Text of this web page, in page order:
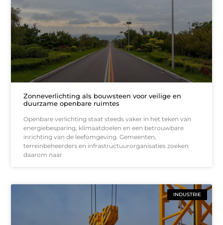
Zonneverlichting als bouwsteen voor veilige en
duurzame openbare ruimtes
Openbare verlichting staat steeds vaker in het teken van
energiebesparing, klimaatdoelen en een betrouwbare
inrichting van de leefomgeving. Gemeenten,
terreinbeheerders en infrastructuurorganisaties zoeken
daarom naar
INDUSTRIE